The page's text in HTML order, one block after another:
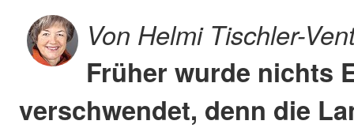
Von Helmi Tischler-
Früher wurde nichts
verschwendet, denn die